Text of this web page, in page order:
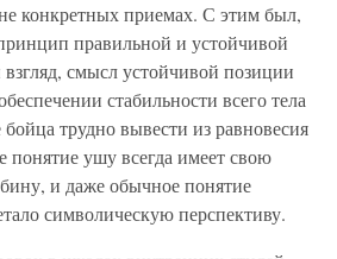
конкретных приемах. С этим был,
правильной и устойчивой
смысл устойчивой позиции
стабильности всего тела
трудно вывести из равновесия
понятие ушу всегда имеет свою
и даже обычное понятие
символическую перспективу.